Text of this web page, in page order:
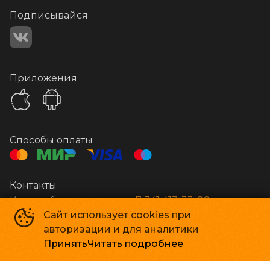
Сайт использует cookies при
авторизации и для аналитики
ПринятьЧитать подробнее
Подписывайся
Приложения
Способы оплаты
Контакты
Касса и бронирование +7 341 413-33-88
Стар Кинолюкс
Powered by p24.app